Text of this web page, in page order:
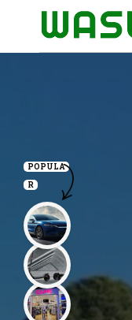
POPULA
R